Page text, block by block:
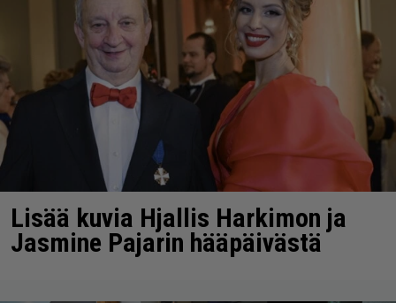
Lisää kuvia Hjallis Harkimon ja
Jasmine Pajarin hääpäivästä